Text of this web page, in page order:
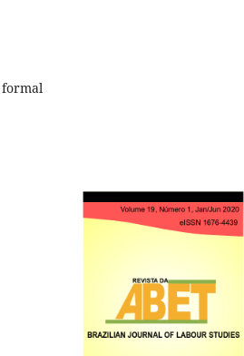
formal